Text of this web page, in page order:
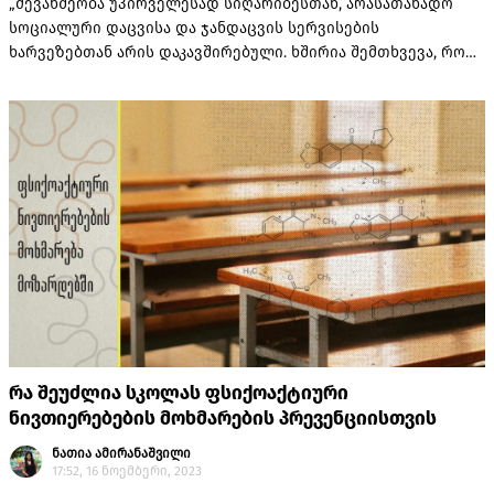
სოციალური დაცვისა და ჯანდაცვის სერვისების
ხარვეზებთან არის დაკავშირებული. ხშირია შემთხვევა, როცა
თანხმდებიან მევახშეების მიერ შემოთავაზებულ მძიმე
პირობებს"
რა შეუძლია სკოლას ფსიქოაქტიური
ნივთიერებების მოხმარების პრევენციისთვის
ნათია ამირანაშვილი
17:52, 16 ნოემბერი, 2023